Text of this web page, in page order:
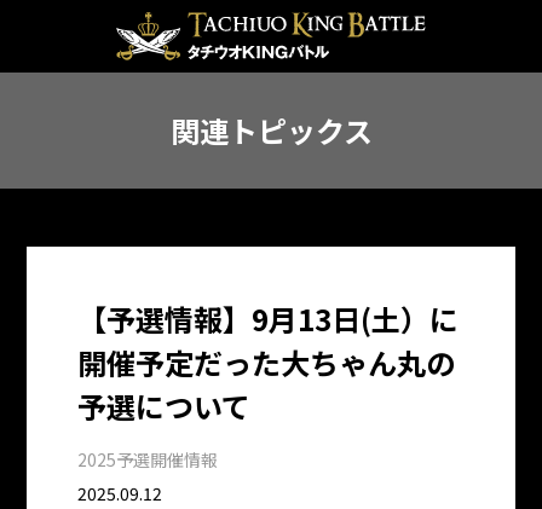
関連トピックス
【予選情報】9月13日(土）に
開催予定だった大ちゃん丸の
予選について
2025予選開催情報
2025.09.12